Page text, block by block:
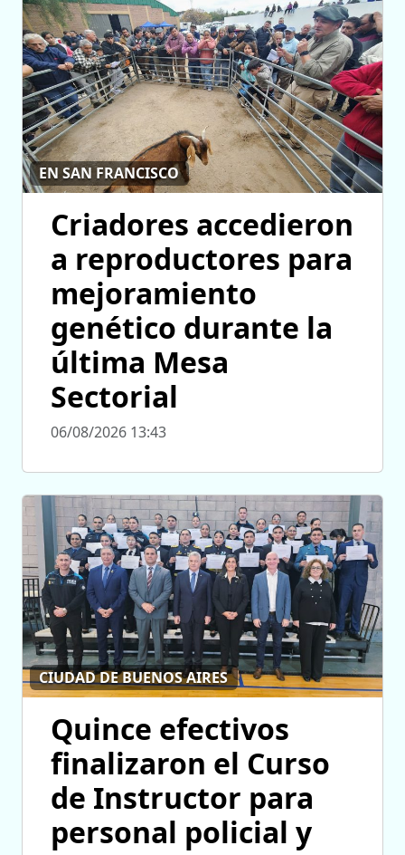
EN SAN FRANCISCO
Criadores accedieron
a reproductores para
mejoramiento
genético durante la
última Mesa
Sectorial
06/08/2026 13:43
CIUDAD DE BUENOS AIRES
Quince efectivos
finalizaron el Curso
de Instructor para
personal policial y